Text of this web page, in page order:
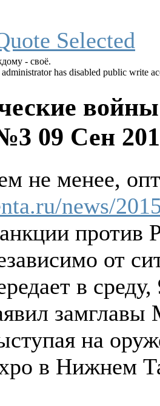
- своё.
has disabled public write
09 Сен
не менее,
news/
против
от
в
на
в Нижнем